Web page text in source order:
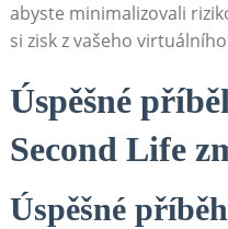
abyste minimalizovali
si zisk z vašeho
Úspěšné
Second Life
Úspěšné